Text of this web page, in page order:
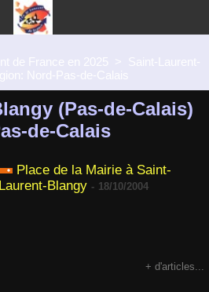
(Pas-de-Calais)
de-Calais
Place de la Mairie à Saint-
Laurent-Blangy - 18/10/2004
+ d'articles...